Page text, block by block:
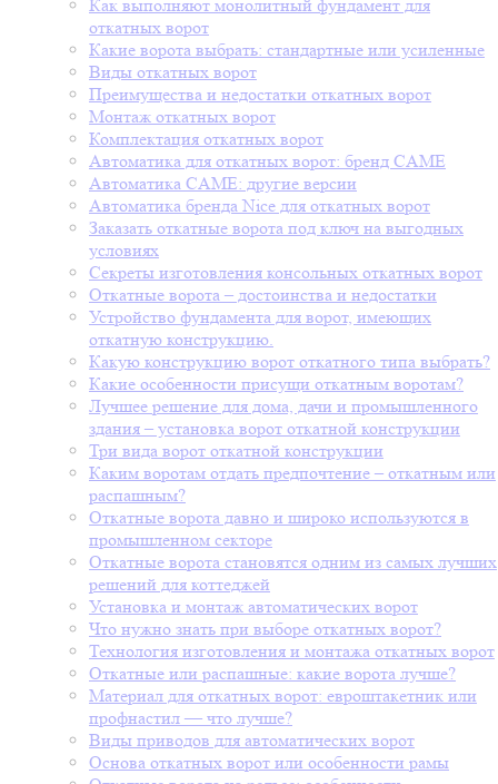
Как выполняют монолитный фундамент для
откатных ворот
Какие ворота выбрать: стандартные или усиленные
Виды откатных ворот
Преимущества и недостатки откатных ворот
Монтаж откатных ворот
Комплектация откатных ворот
Автоматика для откатных ворот: бренд CAME
Автоматика CAME: другие версии
Автоматика бренда Nice для откатных ворот
Заказать откатные ворота под ключ на выгодных
условиях
Секреты изготовления консольных откатных ворот
Откатные ворота – достоинства и недостатки
Устройство фундамента для ворот, имеющих
откатную конструкцию.
Какую конструкцию ворот откатного типа выбрать?
Какие особенности присущи откатным воротам?
Лучшее решение для дома, дачи и промышленного
здания – установка ворот откатной конструкции
Три вида ворот откатной конструкции
Каким воротам отдать предпочтение – откатным или
распашным?
Откатные ворота давно и широко используются в
промышленном секторе
Откатные ворота становятся одним из самых лучших
решений для коттеджей
Установка и монтаж автоматических ворот
Что нужно знать при выборе откатных ворот?
Технология изготовления и монтажа откатных ворот
Откатные или распашные: какие ворота лучше?
Материал для откатных ворот: евроштакетник или
профнастил — что лучше?
Виды приводов для автоматических ворот
Основа откатных ворот или особенности рамы